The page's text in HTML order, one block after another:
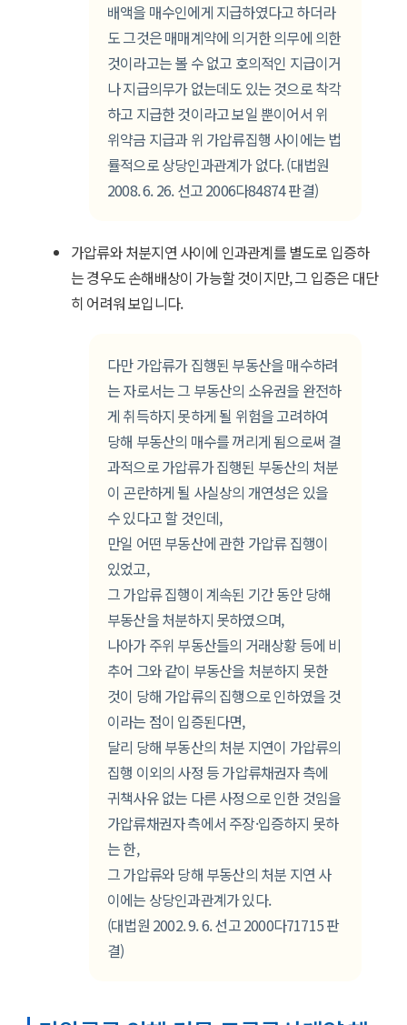
배액을 매수인에게 지급하였다고 하더라
도 그것은 매매계약에 의거한 의무에 의한
것이라고는 볼 수 없고 호의적인 지급이거
나 지급의무가 없는데도 있는 것으로 착각
하고 지급한 것이라고 보일 뿐이어서 위
위약금 지급과 위 가압류집행 사이에는 법
률적으로 상당인과관계가 없다. (대법원
2008. 6. 26. 선고 2006다84874 판결)
가압류와 처분지연 사이에 인과관계를 별도로 입증하
는 경우도 손해배상이 가능할 것이지만, 그 입증은 대단
히 어려워 보입니다.
다만 가압류가 집행된 부동산을 매수하려
는 자로서는 그 부동산의 소유권을 완전하
게 취득하지 못하게 될 위험을 고려하여
당해 부동산의 매수를 꺼리게 됨으로써 결
과적으로 가압류가 집행된 부동산의 처분
이 곤란하게 될 사실상의 개연성은 있을
수 있다고 할 것인데,
만일 어떤 부동산에 관한 가압류 집행이
있었고,
그 가압류 집행이 계속된 기간 동안 당해
부동산을 처분하지 못하였으며,
나아가 주위 부동산들의 거래상황 등에 비
추어 그와 같이 부동산을 처분하지 못한
것이 당해 가압류의 집행으로 인하였을 것
이라는 점이 입증된다면,
달리 당해 부동산의 처분 지연이 가압류의
집행 이외의 사정 등 가압류채권자 측에
귀책사유 없는 다른 사정으로 인한 것임을
가압류채권자 측에서 주장·입증하지 못하
는 한,
그 가압류와 당해 부동산의 처분 지연 사
이에는 상당인과관계가 있다.
(대법원 2002. 9. 6. 선고 2000다71715 판
결)